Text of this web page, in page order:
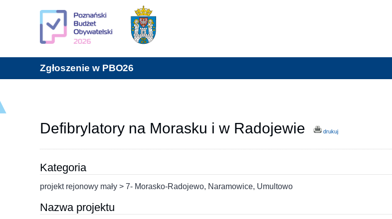
Zgłoszenie w PBO26
Defibrylatory na Morasku i w Radojewie drukuj
Kategoria
projekt rejonowy mały > 7- Morasko-Radojewo, Naramowice, Umultowo
Nazwa projektu